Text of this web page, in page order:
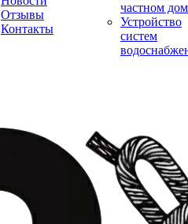
Отзывы
Контакты
частном
Устройство
систем